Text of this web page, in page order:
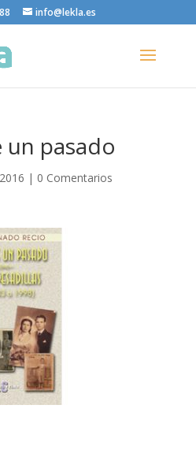
info@lekla.es
pasado
| 0 Comentarios